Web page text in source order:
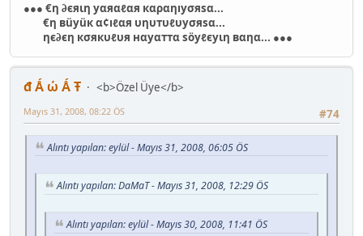
●●● €η ∂єяιη уαяαℓαя кαραηıуσяѕα...
€η вüуüк α¢ıℓαя υηυтυℓυуσяѕα...
ηє∂єη кσякυℓυя нαуαттα ѕöуℓєуιη вαηα... ●●●
đ Ǻ ώ Ǻ Ŧ
<b>Özel Üye</b>
#74
Mayıs 31, 2008, 08:22 ÖS
Alıntı yapılan: eylül - Mayıs 31, 2008, 06:05 ÖS
Alıntı yapılan: DaMaT - Mayıs 31, 2008, 12:29 ÖS
Alıntı yapılan: eylül - Mayıs 30, 2008, 11:41 ÖS